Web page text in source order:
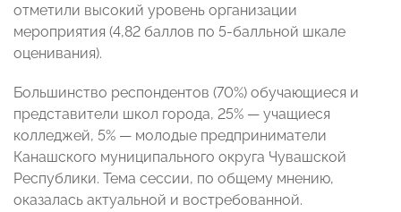
отметили высокий уровень организации
мероприятия (4,82 баллов по 5-балльной шкале
оценивания).
Большинство респондентов (70%) обучающиеся и
представители школ города, 25% — учащиеся
колледжей, 5% — молодые предприниматели
Канашского муниципального округа Чувашской
Республики. Тема сессии, по общему мнению,
оказалась актуальной и востребованной.